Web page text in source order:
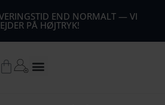
END NORMALT — VI
PÅ HØJTRYK!
Kurv
54